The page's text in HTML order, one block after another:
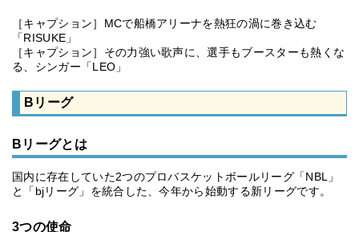
［キャプション］MCで船橋アリーナを熱狂の渦に巻き込む
「RISUKE」
［キャプション］その力強い歌声に、選手もブースターも熱くな
る、シンガー「LEO」
Bリーグ
Bリーグとは
国内に存在していた2つのプロバスケットボールリーグ「NBL」
と「bjリーグ」を統合した、今年から始動する新リーグです。
3つの使命